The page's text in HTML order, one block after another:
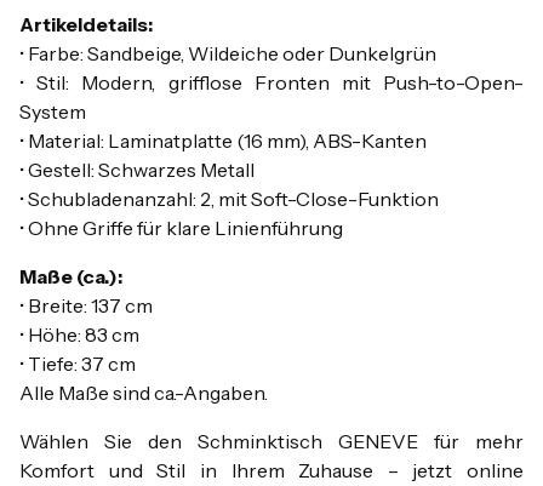
Artikeldetails:
• Farbe: Sandbeige, Wildeiche oder Dunkelgrün
• Stil: Modern, grifflose Fronten mit Push-to-Open-
System
• Material: Laminatplatte (16 mm), ABS-Kanten
• Gestell: Schwarzes Metall
• Schubladenanzahl: 2, mit Soft-Close-Funktion
• Ohne Griffe für klare Linienführung
Maße (ca.):
• Breite: 137 cm
• Höhe: 83 cm
• Tiefe: 37 cm
Alle Maße sind ca.-Angaben.
Wählen Sie den Schminktisch GENEVE für mehr
Komfort und Stil in Ihrem Zuhause – jetzt online